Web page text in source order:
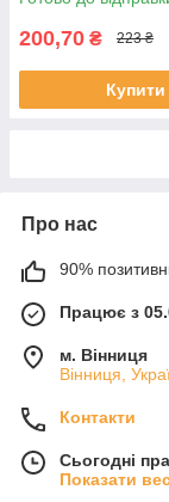
гачками, Якість
200,70 ₴ 223 ₴
Купити
Про нас
90%
Працює з
м. Вінниця
Вінниця,
Контакти
Сьогодні
Показати